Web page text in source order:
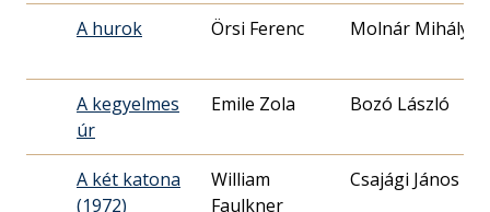
A hurok Örsi Ferenc Molnár Mihály
A kegyelmes
úr
Emile Zola Bozó László
A két katona
(1972)
William
Faulkner
Csajági János